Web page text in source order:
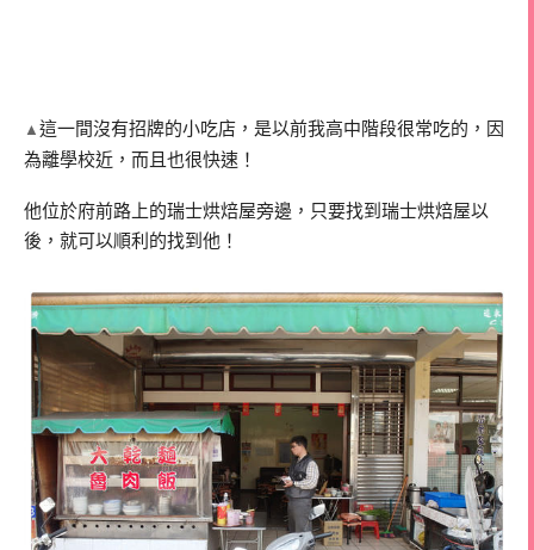
▲ 這一間沒有招牌的小吃店，是以前我高中階段很常吃的，因
為離學校近，而且也很快速！
他位於府前路上的瑞士烘焙屋旁邊，只要找到瑞士烘焙屋以
後，就可以順利的找到他！